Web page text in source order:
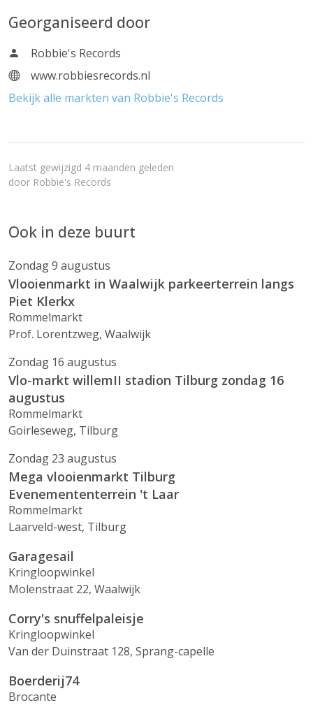
Georganiseerd door
Robbie's Records
www.robbiesrecords.nl
Bekijk alle markten van Robbie's Records
Laatst gewijzigd 4 maanden geleden
door Robbie's Records
Ook in deze buurt
Zondag 9 augustus
Vlooienmarkt in Waalwijk parkeerterrein langs
Piet Klerkx
Rommelmarkt
Prof. Lorentzweg, Waalwijk
Zondag 16 augustus
Vlo-markt willemII stadion Tilburg zondag 16
augustus
Rommelmarkt
Goirleseweg, Tilburg
Zondag 23 augustus
Mega vlooienmarkt Tilburg
Evenemententerrein 't Laar
Rommelmarkt
Laarveld-west, Tilburg
Garagesail
Kringloopwinkel
Molenstraat 22, Waalwijk
Corry's snuffelpaleisje
Kringloopwinkel
Van der Duinstraat 128, Sprang-capelle
Boerderij74
Brocante